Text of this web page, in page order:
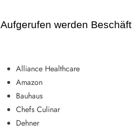
Aufgerufen werden
Alliance Healthcare
Amazon
Bauhaus
Chefs Culinar
Dehner